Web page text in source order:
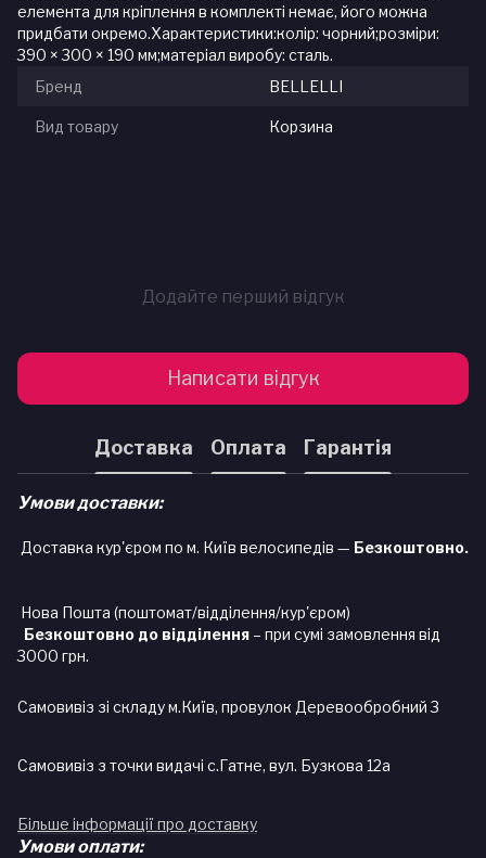
елемента для кріплення в комплекті немає, його можна
придбати окремо.Характеристики:колір: чорний;розміри:
390 × 300 × 190 мм;матеріал виробу: сталь.
Бренд
BELLELLI
Вид товару Корзина
Додайте перший відгук
Написати відгук
Доставка Оплата Гарантія
Умови доставки:
Доставка кур'єром по м. Київ велосипедів — Безкоштовно.
Нова Пошта (поштомат/відділення/кур'єром)
Безкоштовно до відділення – при сумі замовлення від
3000 грн.
Самовивіз зі складу м.Київ, провулок Деревообробний 3
Самовивіз з точки видачі с.Гатне, вул. Бузкова 12а
Більше інформації про доставку
Умови оплати: